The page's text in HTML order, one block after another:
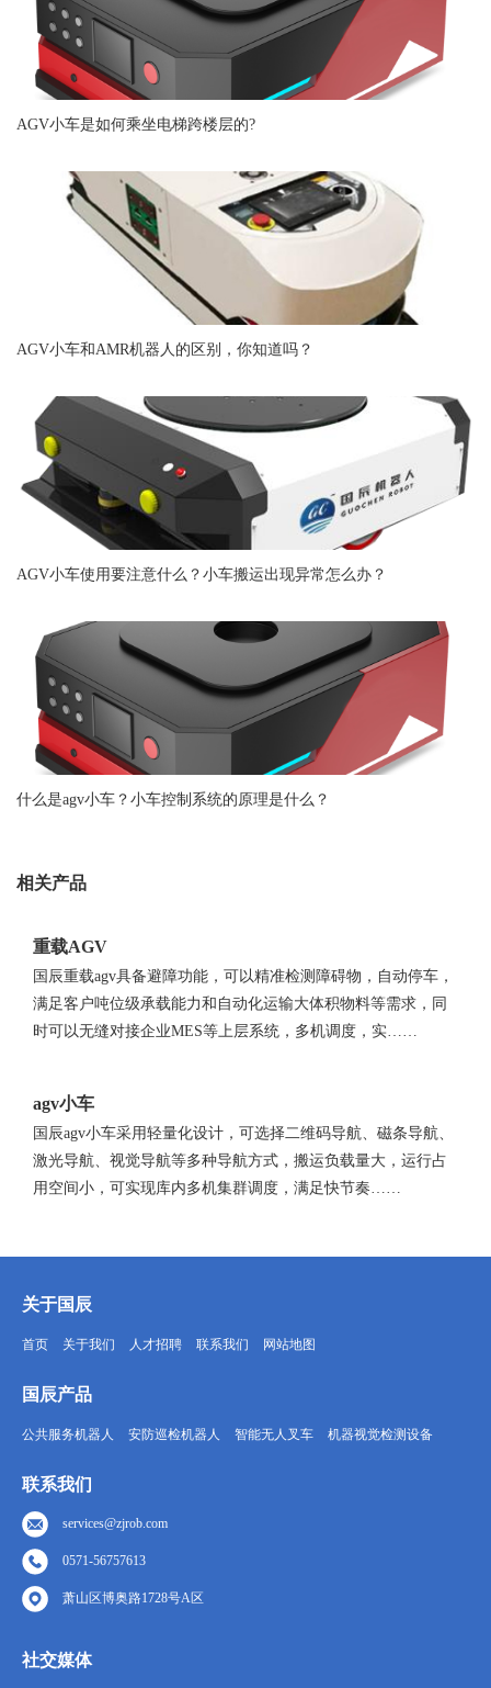
AGV小车是如何乘坐电梯跨楼层的?
AGV小车和AMR机器人的区别，你知道吗？
AGV小车使用要注意什么？小车搬运出现异常怎么办？
什么是agv小车？小车控制系统的原理是什么？
相关产品
重载AGV
国辰重载agv具备避障功能，可以精准检测障碍物，自动停车，
满足客户吨位级承载能力和自动化运输大体积物料等需求，同
时可以无缝对接企业MES等上层系统，多机调度，实……
agv小车
国辰agv小车采用轻量化设计，可选择二维码导航、磁条导航、
激光导航、视觉导航等多种导航方式，搬运负载量大，运行占
用空间小，可实现库内多机集群调度，满足快节奏……
关于国辰
首页 关于我们 人才招聘 联系我们 网站地图
国辰产品
公共服务机器人 安防巡检机器人 智能无人叉车 机器视觉检测设备
联系我们
services@zjrob.com
0571-56757613
萧山区博奥路1728号A区
社交媒体